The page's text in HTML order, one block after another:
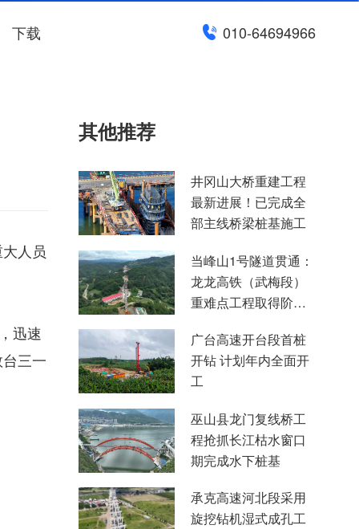
下载 010-64694966
人员
迅速
三一
其他推荐
井冈山大桥重建工程
最新进展！已完成全
部主线桥梁桩基施工
当峰山1号隧道贯通：
龙龙高铁（武梅段）
重难点工程取得阶段
广台高速开台段首桩
开钻 计划年内全面开
工
巫山县龙门复线桥工
程抢抓长江枯水窗口
期完成水下桩基
承克高速河北段采用
旋挖钻机湿式成孔工